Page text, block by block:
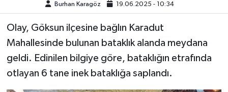
Burhan Karagöz 19.06.2025 - 10:34
Olay, Göksun ilçesine bağlın Karadut
Mahallesinde bulunan bataklık alanda meydana
geldi. Edinilen bilgiye göre, bataklığın etrafında
otlayan 6 tane inek bataklığa saplandı.